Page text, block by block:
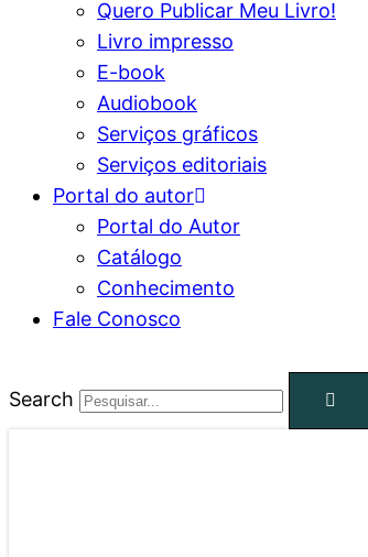
Quero Publicar Meu Livro!
Livro impresso
E-book
Audiobook
Serviços gráficos
Serviços editoriais
Portal do autor
Portal do Autor
Catálogo
Conhecimento
Fale Conosco
Search